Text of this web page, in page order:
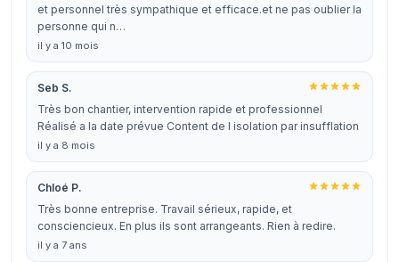
et personnel très sympathique et efficace.et ne pas oublier la
personne qui n…
il y a 10 mois
Seb S.
Très bon chantier, intervention rapide et professionnel
Réalisé a la date prévue Content de l isolation par insufflation
il y a 8 mois
Chloé P.
Très bonne entreprise. Travail sérieux, rapide, et
consciencieux. En plus ils sont arrangeants. Rien à redire.
il y a 7 ans